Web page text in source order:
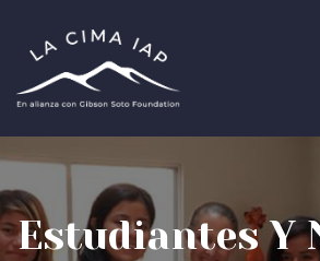
Estudiantes Y